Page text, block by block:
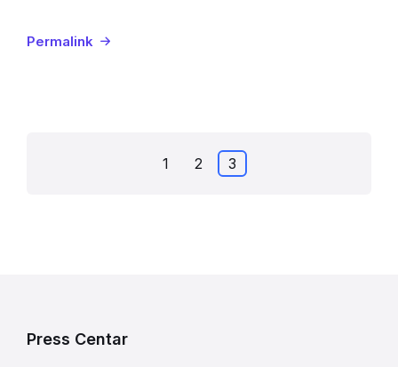
Permalink
1 2 3
Press Centar